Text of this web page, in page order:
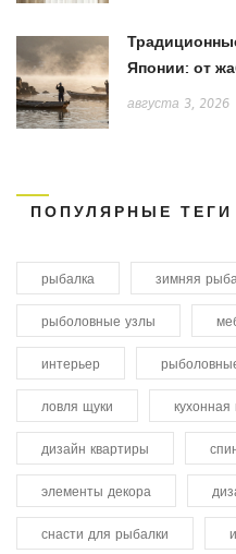
Японии: от
августа 3, 2026
ПОПУЛЯРНЫЕ ТЕГИ
рыбалка зимняя
рыболовные узлы
интерьер
ловля щуки
дизайн квартиры
элементы декора
снасти для рыбалки